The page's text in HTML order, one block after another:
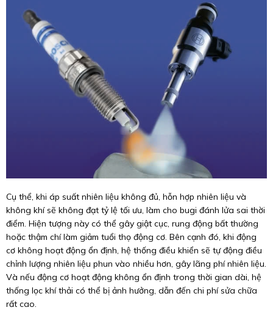
Cụ thể, khi áp suất nhiên liệu không đủ, hỗn hợp nhiên liệu và
không khí sẽ không đạt tỷ lệ tối ưu, làm cho bugi đánh lửa sai thời
điểm. Hiện tượng này có thể gây giật cục, rung động bất thường
hoặc thậm chí làm giảm tuổi thọ động cơ. Bên cạnh đó, khi động
cơ không hoạt động ổn định, hệ thống điều khiển sẽ tự động điều
chỉnh lượng nhiên liệu phun vào nhiều hơn, gây lãng phí nhiên liệu.
Và nếu động cơ hoạt động không ổn định trong thời gian dài, hệ
thống lọc khí thải có thể bị ảnh hưởng, dẫn đến chi phí sửa chữa
rất cao.